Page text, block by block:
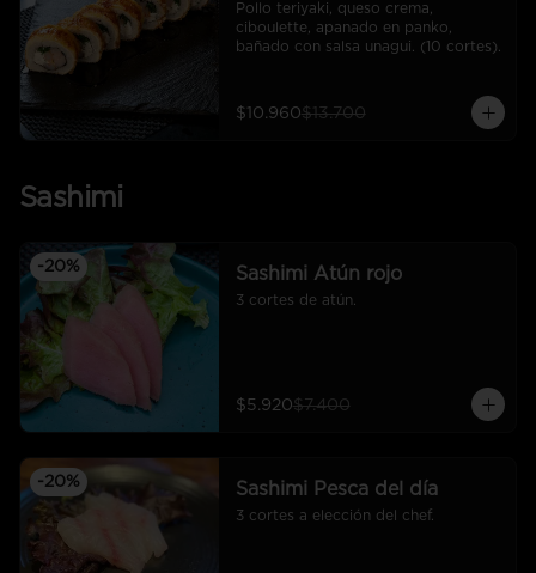
Pollo teriyaki, queso crema,
ciboulette, apanado en panko,
bañado con salsa unagui. (10 cortes).
$10.960$13.700
Sashimi
-20% Sashimi Atún rojo
3 cortes de atún.
$5.920$7.400
-20% Sashimi Pesca del día
3 cortes a elección del chef.